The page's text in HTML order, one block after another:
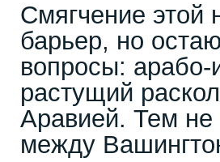
Смягчение этой
барьер, но
вопросы: арабо-
растущий
Аравией. Тем не
между